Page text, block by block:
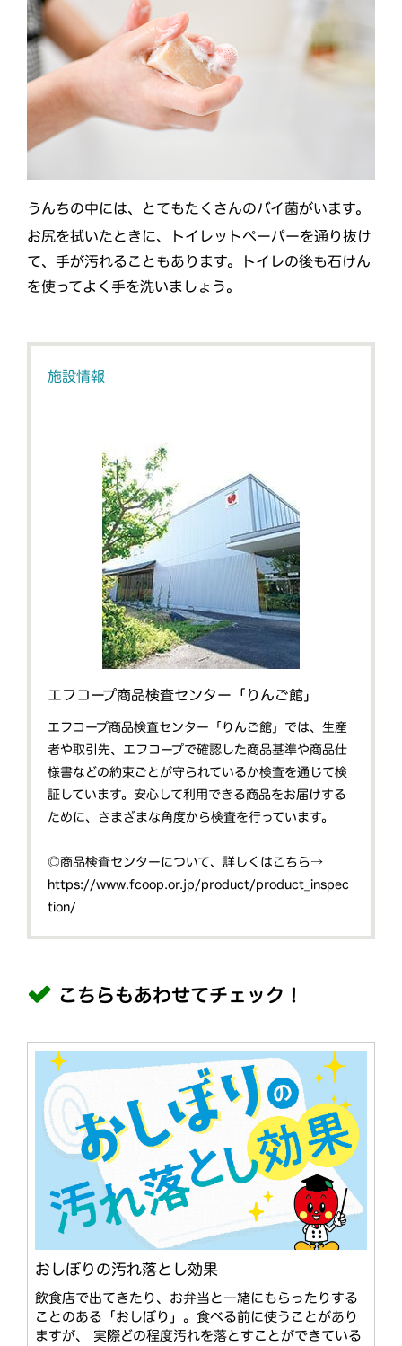
うんちの中には、とてもたくさんのバイ菌がいます。
お尻を拭いたときに、トイレットペーパーを通り抜け
て、手が汚れることもあります。トイレの後も石けん
を使ってよく手を洗いましょう。
施設情報
エフコープ商品検査センター「りんご館」
エフコープ商品検査センター「りんご館」では、生産
者や取引先、エフコープで確認した商品基準や商品仕
様書などの約束ごとが守られているか検査を通じて検
証しています。安心して利用できる商品をお届けする
ために、さまざまな角度から検査を行っています。
◎商品検査センターについて、詳しくはこちら→
https://www.fcoop.or.jp/product/product_inspec
tion/
こちらもあわせてチェック！
おしぼりの汚れ落とし効果
飲食店で出てきたり、お弁当と一緒にもらったりする
ことのある「おしぼり」。食べる前に使うことがあり
ますが、 実際どの程度汚れを落とすことができている